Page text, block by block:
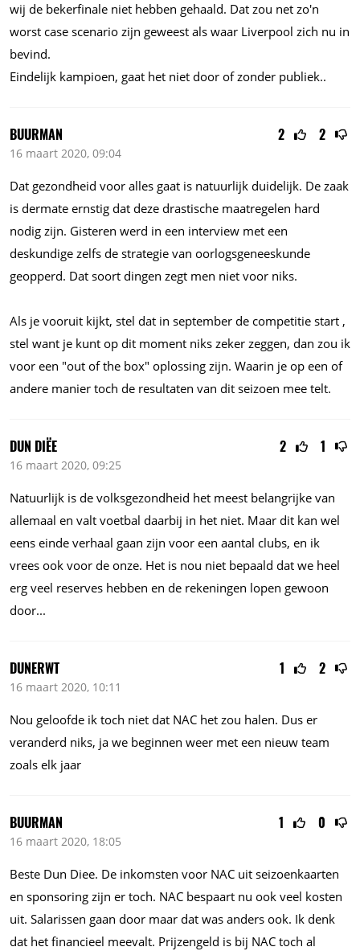
wij de bekerfinale niet hebben gehaald. Dat zou net zo'n
worst case scenario zijn geweest als waar Liverpool zich nu in
bevind.
Eindelijk kampioen, gaat het niet door of zonder publiek..
2 2
BUURMAN
16 maart 2020, 09:04
Dat gezondheid voor alles gaat is natuurlijk duidelijk. De zaak
is dermate ernstig dat deze drastische maatregelen hard
nodig zijn. Gisteren werd in een interview met een
deskundige zelfs de strategie van oorlogsgeneeskunde
geopperd. Dat soort dingen zegt men niet voor niks.
Als je vooruit kijkt, stel dat in september de competitie start ,
stel want je kunt op dit moment niks zeker zeggen, dan zou ik
voor een "out of the box" oplossing zijn. Waarin je op een of
andere manier toch de resultaten van dit seizoen mee telt.
2 1
DUN DIËE
16 maart 2020, 09:25
Natuurlijk is de volksgezondheid het meest belangrijke van
allemaal en valt voetbal daarbij in het niet. Maar dit kan wel
eens einde verhaal gaan zijn voor een aantal clubs, en ik
vrees ook voor de onze. Het is nou niet bepaald dat we heel
erg veel reserves hebben en de rekeningen lopen gewoon
door...
1 2
DUNERWT
16 maart 2020, 10:11
Nou geloofde ik toch niet dat NAC het zou halen. Dus er
veranderd niks, ja we beginnen weer met een nieuw team
zoals elk jaar
1 0
BUURMAN
16 maart 2020, 18:05
Beste Dun Diee. De inkomsten voor NAC uit seizoenkaarten
en sponsoring zijn er toch. NAC bespaart nu ook veel kosten
uit. Salarissen gaan door maar dat was anders ook. Ik denk
dat het financieel meevalt. Prijzengeld is bij NAC toch al